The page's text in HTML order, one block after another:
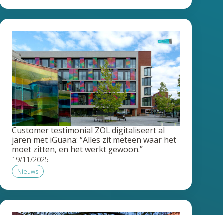
Customer testimonial ZOL digitaliseert al
jaren met iGuana: “Alles zit meteen waar het
moet zitten, en het werkt gewoon.”
19/11/2025
Nieuws